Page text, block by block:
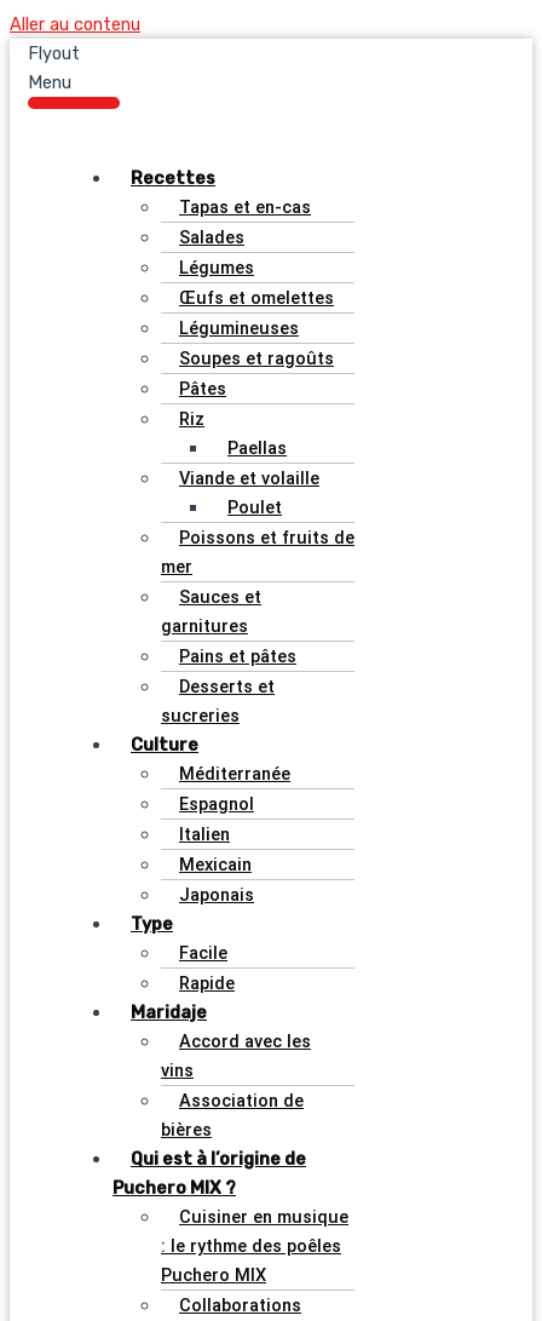
Aller au contenu
Flyout
Menu
Recettes
Tapas et en-cas
Salades
Légumes
Œufs et omelettes
Légumineuses
Soupes et ragoûts
Pâtes
Riz
Paellas
Viande et volaille
Poulet
Poissons et fruits de
mer
Sauces et
garnitures
Pains et pâtes
Desserts et
sucreries
Culture
Méditerranée
Espagnol
Italien
Mexicain
Japonais
Type
Facile
Rapide
Maridaje
Accord avec les
vins
Association de
bières
Qui est à l’origine de
Puchero MIX ?
Cuisiner en musique
: le rythme des poêles
Puchero MIX
Collaborations